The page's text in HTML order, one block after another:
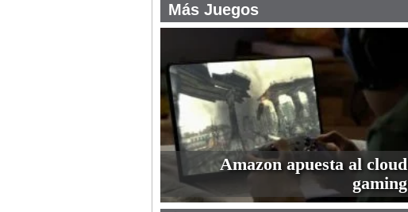
Más Juegos
Amazon apuesta al cloud
gaming